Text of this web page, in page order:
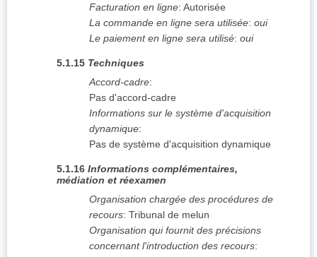
Facturation en ligne: Autorisée
La commande en ligne sera utilisée: oui
Le paiement en ligne sera utilisé: oui
5.1.15 Techniques
Accord-cadre:
Pas d'accord-cadre
Informations sur le système d'acquisition
dynamique:
Pas de système d'acquisition dynamique
5.1.16 Informations complémentaires,
médiation et réexamen
Organisation chargée des procédures de
recours: Tribunal de melun
Organisation qui fournit des précisions
concernant l'introduction des recours: